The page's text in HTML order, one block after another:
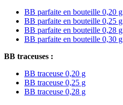
BB parfaite en bouteille 0,20 g
BB parfaite en bouteille 0,25 g
BB parfaite en bouteille 0,28 g
BB parfaite en bouteille 0,30 g
BB traceuses :
BB traceuse 0,20 g
BB traceuse 0,25 g
BB traceuse 0,28 g